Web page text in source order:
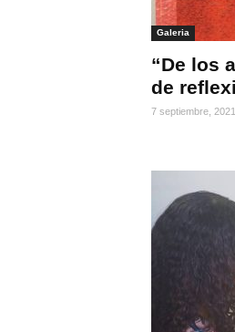
Galeria
“De los
de
7 septiembre, 2021